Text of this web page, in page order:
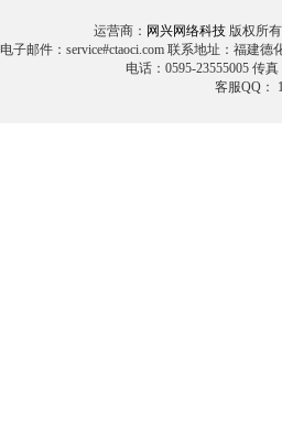
运营商： 网兴网络科技 版权所
电子邮件：service#ctaoci.com 联系地址：福建
电话：0595-23555005 传
客服QQ：